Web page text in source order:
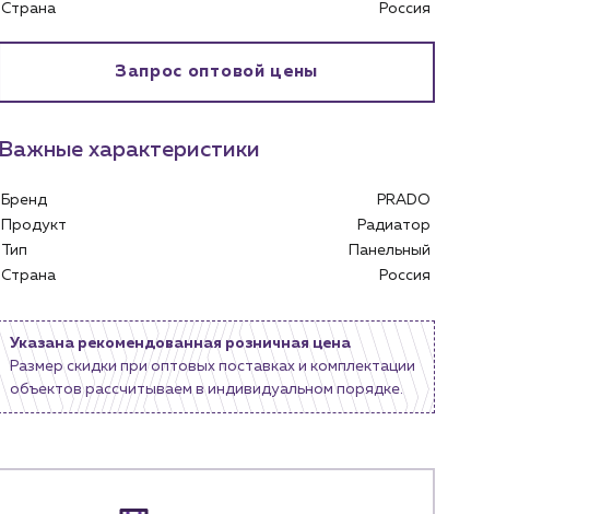
Контактные данные
Чат-бот
Страна
Россия
Запрос оптовой цены
Важные характеристики
Бренд
PRADO
Продукт
Радиатор
Тип
Панельный
Страна
Россия
Указана рекомендованная розничная цена
Размер скидки при оптовых поставках и комплектации
объектов рассчитываем в индивидуальном порядке.